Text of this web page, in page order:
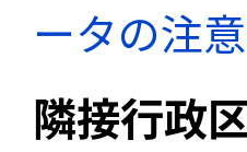
ータの注
隣接行政